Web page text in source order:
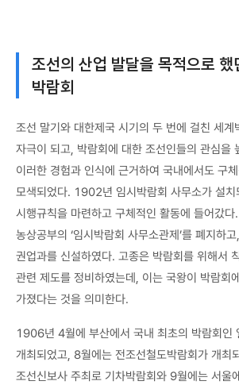
조선의 산업 발달을 목적으로 했
박람회
조선 말기와 대한제국 시기의 두 번에 걸친 세계
자극이 되고, 박람회에 대한 조선인들의 관심을
이러한 경험과 인식에 근거하여 국내에서도 구
모색되었다. 1902년 임시박람회 사무소가 설치
시행규칙을 마련하고 구체적인 활동에 들어갔
농상공부의 ‘임시박람회 사무소관제’를 폐지하
권업과를 신설하였다. 고종은 박람회를 위해서
관련 제도를 정비하였는데, 이는 국왕이 박람회
가졌다는 것을 의미한다.
1906년 4월에 부산에서 국내 최초의 박람회인
개최되었고, 8월에는 전조선철도박람회가 개
조선신보사 주최로 기차박람회와 9월에는 서울